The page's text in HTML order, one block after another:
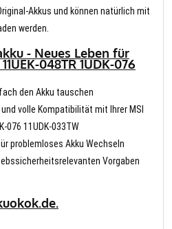
Akkus und können natürlich mit
werden.
- Neues Leben für
048TR 1UDK-076
den Akku tauschen
volle Kompatibilität mit Ihrer MSI
076 11UDK-033TW
problemloses Akku Wechseln
Vorgaben